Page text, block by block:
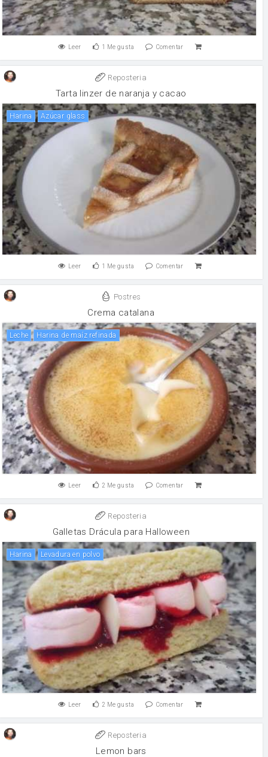
Leer 1 Me gusta Comentar
Reposteria
Tarta linzer de naranja y cacao
harina Azúcar glass
Leer 1 Me gusta Comentar
Postres
Crema catalana
leche Harina de maíz refinada
Leer 2 Me gusta Comentar
Reposteria
Galletas Drácula para Halloween
harina levadura en polvo
Leer 2 Me gusta Comentar
Reposteria
Lemon bars